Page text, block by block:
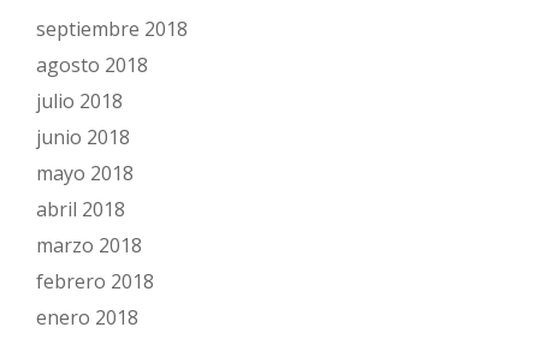
septiembre 2018
agosto 2018
julio 2018
junio 2018
mayo 2018
abril 2018
marzo 2018
febrero 2018
enero 2018